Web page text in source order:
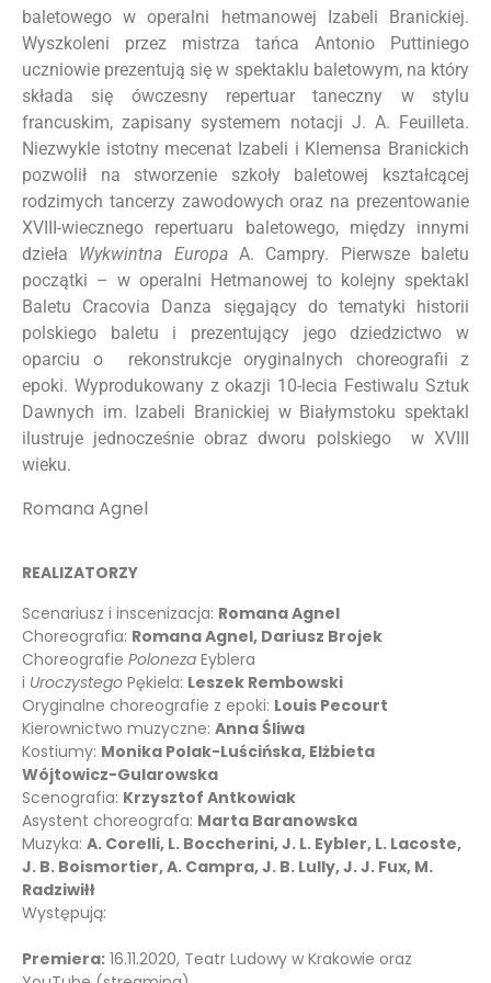
baletowego w operalni hetmanowej Izabeli Branickiej.
Wyszkoleni przez mistrza tańca Antonio Puttiniego
uczniowie prezentują się w spektaklu baletowym, na który
składa się ówczesny repertuar taneczny w stylu
francuskim, zapisany systemem notacji J. A. Feuilleta.
Niezwykle istotny mecenat Izabeli i Klemensa Branickich
pozwolił na stworzenie szkoły baletowej kształcącej
rodzimych tancerzy zawodowych oraz na prezentowanie
XVIII-wiecznego repertuaru baletowego, między innymi
dzieła Wykwintna EuropaA. Campry. Pierwsze baletu
początki – w operalni Hetmanowej to kolejny spektakl
Baletu Cracovia Danza sięgający do tematyki historii
polskiego baletu i prezentujący jego dziedzictwo w
oparciu o rekonstrukcje oryginalnych choreografii z
epoki. Wyprodukowany z okazji 10-lecia Festiwalu Sztuk
Dawnych im. Izabeli Branickiej w Białymstoku spektakl
ilustruje jednocześnie obraz dworu polskiego w XVIII
wieku.
Romana Agnel
REALIZATORZY
Scenariusz i inscenizacja: Romana Agnel
Choreografia: Romana Agnel, Dariusz Brojek
Choreografie Poloneza Eyblera
i Uroczystego Pękiela: Leszek Rembowski
Oryginalne choreografie z epoki: Louis Pecourt
Kierownictwo muzyczne: Anna Śliwa
Kostiumy: Monika Polak-Luścińska, Elżbieta
Wójtowicz-Gularowska
Scenografia: Krzysztof Antkowiak
Asystent choreografa: Marta Baranowska
Muzyka: A. Corelli, L. Boccherini, J. L. Eybler, L. Lacoste,
J. B. Boismortier, A. Campra, J. B. Lully, J. J. Fux, M.
Radziwiłł
Występują:
Premiera: 16.11.2020, Teatr Ludowy w Krakowie oraz